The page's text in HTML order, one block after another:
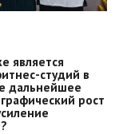
является
студий в
дальнейшее
рост